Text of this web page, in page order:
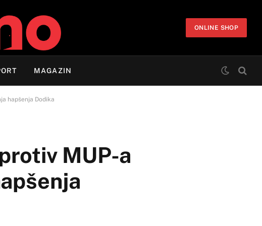
ONLINE SHOP
MAGAZIN
hapšenja Dodika
MUP-a